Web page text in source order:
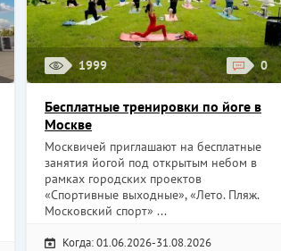
1999 0
Бесплатные тренировки по йоге в
Москве
Москвичей приглашают на бесплатные
занятия йогой под открытым небом в
рамках городских проектов
«Спортивные выходные», «Лето. Пляж.
Московский спорт» ...
Когда: 01.06.2026-31.08.2026